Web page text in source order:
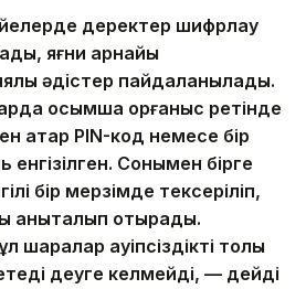
деректер шифрлау
яғни арнайы
әдістер пайдаланылады.
қосымша қорғаныс ретінде
қатар PIN-код немесе бір
енгізілген. Сонымен бірге
бір мерзімде тексеріліп,
анықталып отырады.
шаралар қауіпсіздікті толық
деуге келмейді, — дейді